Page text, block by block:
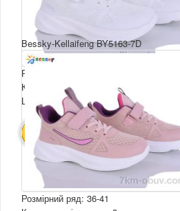
Розмірний ряд: 36-41
Комплектація ящика: 8
Ціна за пару: 650 грн.
В КОШИК 5200 грн.
Bessky-Kellaifeng BY5163-7D
Розмірний ряд: 36-41